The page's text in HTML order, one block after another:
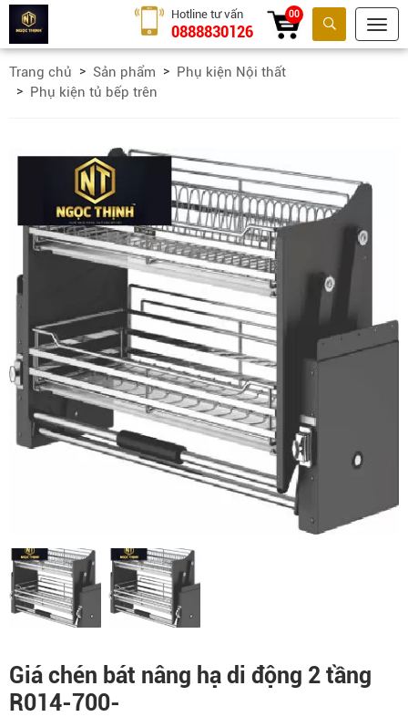
Tìm kiếm
Hotline tư vấn
0888830126
00
Trang chủ Sản phẩm
Phụ kiện Nội thất
Phụ kiện tủ bếp trên
Giá chén bát nâng hạ di động 2 tầng
R014-700-